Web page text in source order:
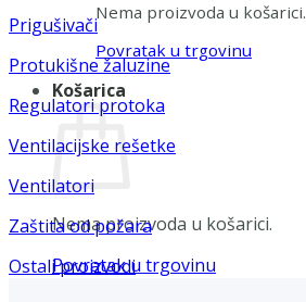
Nema proizvoda u košarici.
Povratak u trgovinu
Košarica
Nema proizvoda u košarici.
Povratak u trgovinu
Prigušivači
Protukišne žaluzine
Regulatori protoka
Ventilacijske rešetke
Ventilatori
Zaštita od požara
Ostali proizvodi